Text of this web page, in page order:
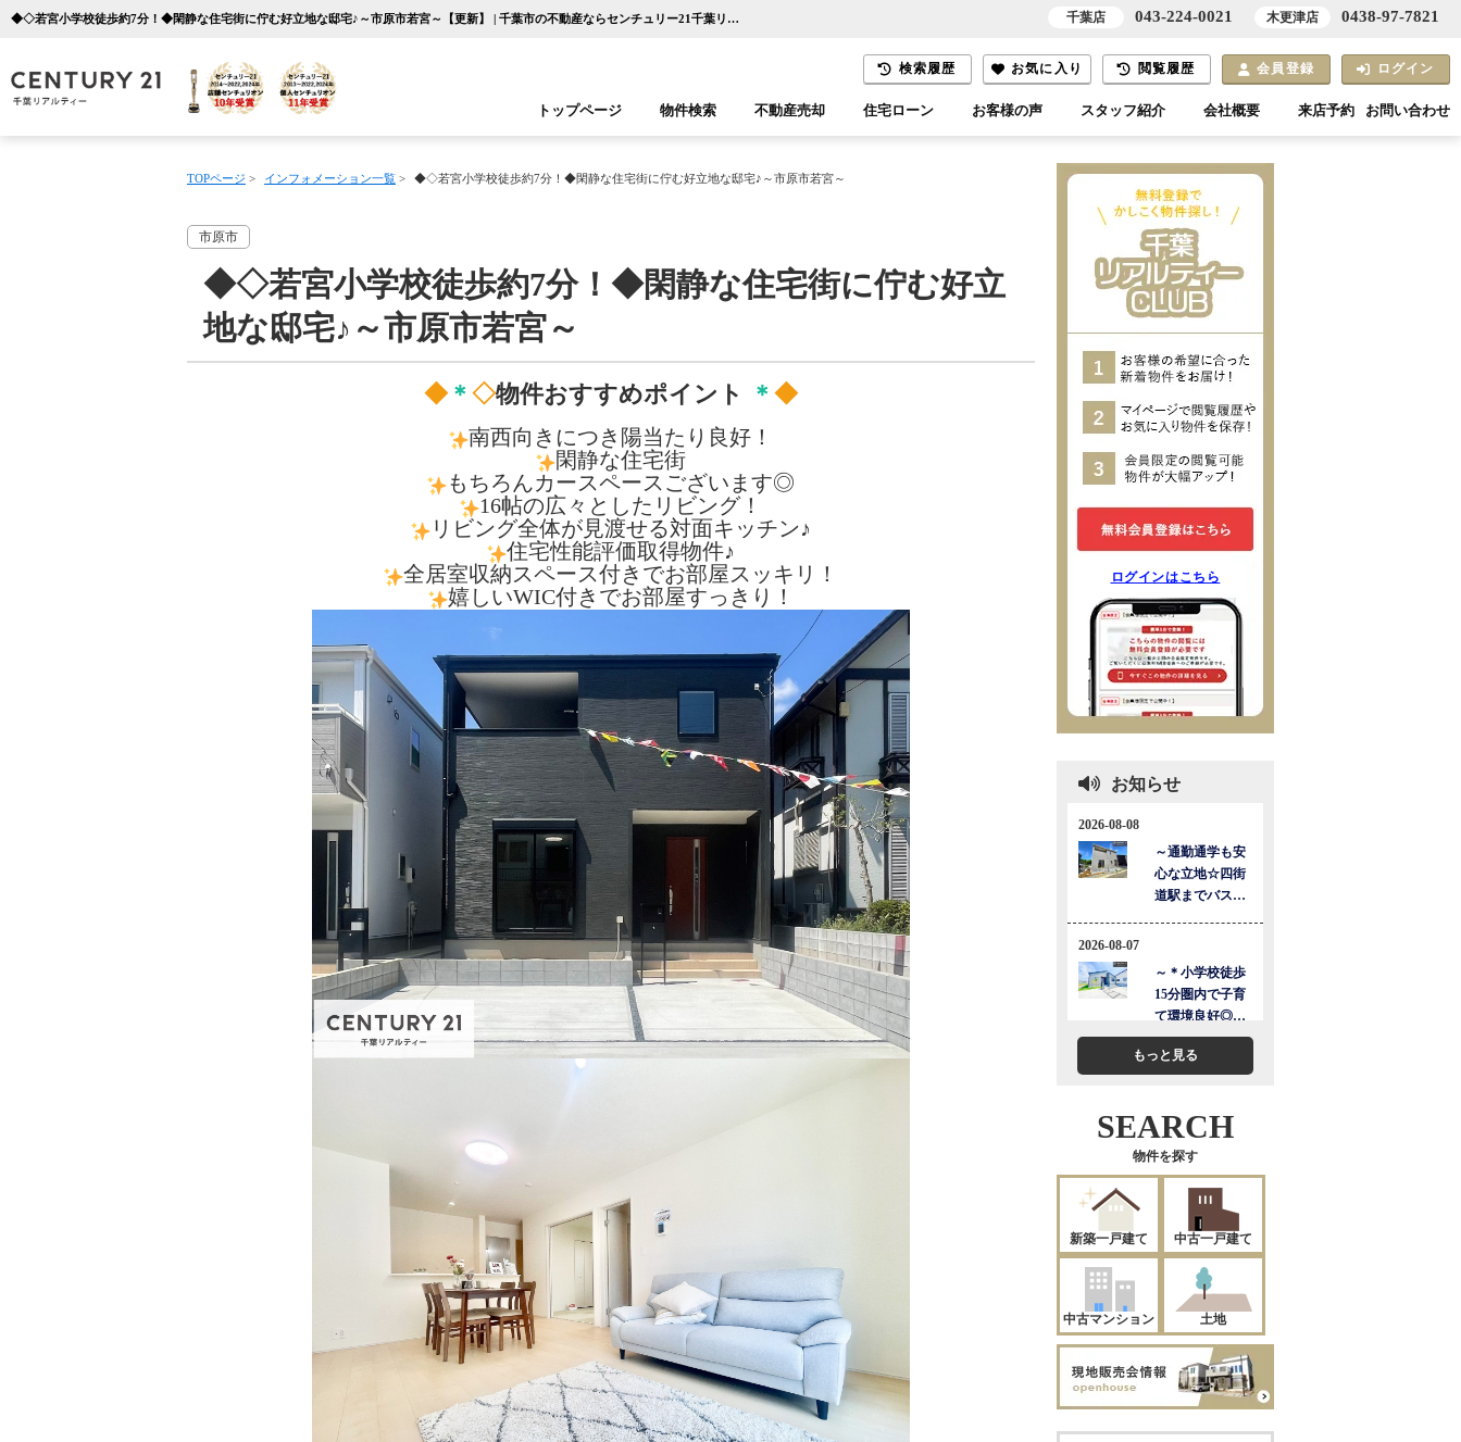
◆◇若宮小学校徒歩約7分！◆閑静な住宅街に佇む好立地な邸宅♪～市原市若宮～【更新】 | 千葉市の不動産ならセンチュリー21千葉リアルティー
検索履歴 お気に入り 閲覧履歴 会員登録 ログイン
トップページ 物件検索
千葉エリア 木更津エリア
不動産売却 住宅ローン お客様の声 スタッフ紹介 会社概要 来店予約 お問い合わせ
TOPページ > インフォメーション一覧 > ◆◇若宮小学校徒歩約7分！◆閑静な住宅街に佇む好立地な邸宅♪～市原市若宮～
市原市
◆◇若宮小学校徒歩約7分！◆閑静な住宅街に佇む好立
地な邸宅♪～市原市若宮～
◆＊ ◇物件おすすめポイント ＊ ◆
南西向きにつき陽当たり良好！
閑静な住宅街
もちろんカースペースございます◎
16帖の広々としたリビング！
リビング全体が見渡せる対面キッチン♪
住宅性能評価取得物件♪
全居室収納スペース付きでお部屋スッキリ！
嬉しいWIC付きでお部屋すっきり！
ログインはこちら
お知らせ
もっと見る
SEARCH
物件を探す
新築一戸建て 中古一戸建て
中古マンション 土地
千葉店 043-224-0021 木更津店 0438-97-7821